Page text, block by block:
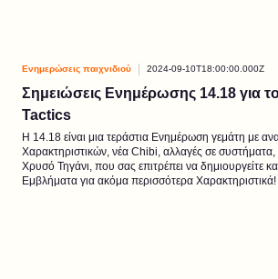
Ενημερώσεις παιχνιδιού 2024-09-10T18:00:00.000Z
Σημειώσεις Ενημέρωσης 14.18 για
Tactics
Η 14.18 είναι μια τεράστια Ενημέρωση γεμάτη με
Χαρακτηριστικών, νέα Chibi, αλλαγές σε
Χρυσό Τηγάνι, που σας επιτρέπει να δημιουργείτε
Εμβλήματα για ακόμα περισσότερα Χαρακτηριστικά!